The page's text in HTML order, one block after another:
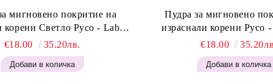
мигновено покритие на
корени Светло Русо - Labor
Retouch Powder - Light Blonde
H646
€18.00 35.20лв.
Пудра за мигновено
израснали корени Русо - Labor Pro
Instant Retouch Powder -
€18.00